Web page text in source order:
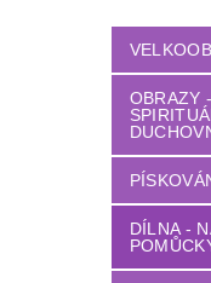
OBRAZY
DÍLNA -